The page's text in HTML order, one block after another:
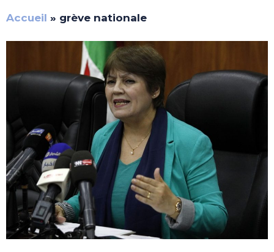
Accueil » grève nationale